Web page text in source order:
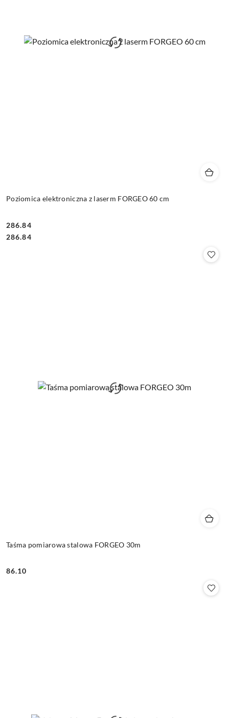
Poziomica elektroniczna z laserm FORGEO 60 cm
Cena:
286.84
Cena:
286.84
Taśma pomiarowa stalowa FORGEO 30m
Cena:
86.10